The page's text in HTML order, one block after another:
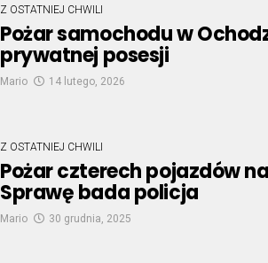
Z OSTATNIEJ CHWILI
Pożar samochodu w
prywatnej posesji
Mario 14 lutego, 2026
Z OSTATNIEJ CHWILI
Pożar czterech pojazdów
Sprawę bada policja
Mario 30 grudnia, 2025